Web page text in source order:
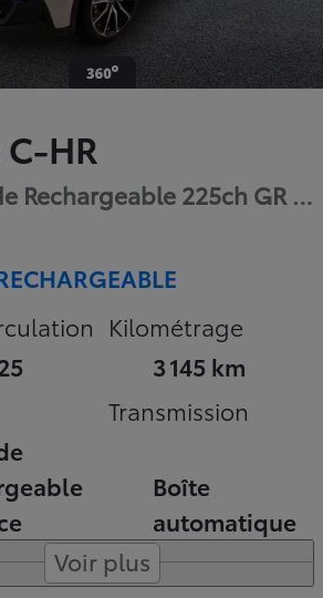
HR
Rechargeable 225ch GR
Kilométrage
3 145 km
Transmission
Boîte
automatique
Voir plus